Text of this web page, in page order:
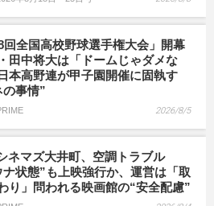
回全国高校野球選手権大会」開幕
田中将大は「ドームじゃダメな
本高野連が甲子園開催に固執す
の事情”
2026/8/5
ネマズ大井町、空調トラブル
ナ状態”も上映強行か、運営は「取
り」問われる映画館の“安全配慮”